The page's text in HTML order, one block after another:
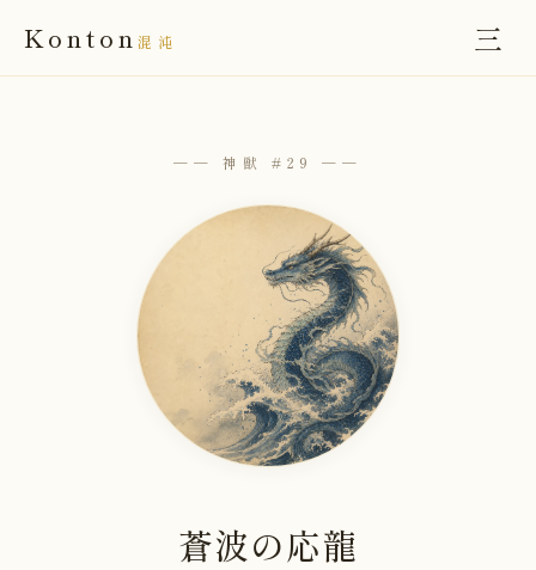
Konton 混沌 三
── 神獣 #29 ──
蒼波の応龍